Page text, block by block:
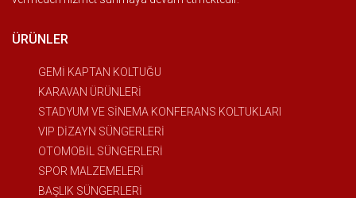
ÜRÜNLER
GEMİ KAPTAN KOLTUĞU
KARAVAN ÜRÜNLERİ
STADYUM VE SİNEMA KONFERANS KOLTUKLARI
VIP DİZAYN SÜNGERLERİ
OTOMOBİL SÜNGERLERİ
SPOR MALZEMELERİ
BAŞLIK SÜNGERLERİ